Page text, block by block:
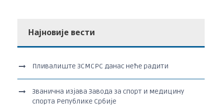
Најновије вести
Пливалиште ЗСМСРС данас неће радити
Званична изјава Завода за спорт и медицину
спорта Републике Србије